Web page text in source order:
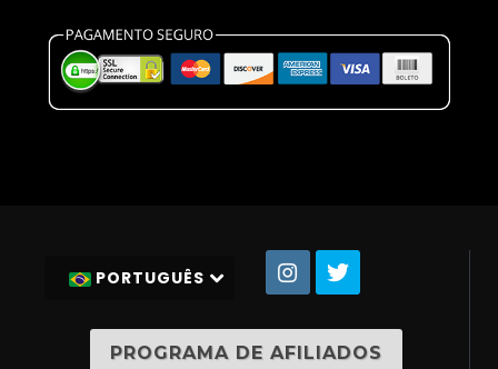
PORTUGUÊS
PROGRAMA DE AFILIADOS